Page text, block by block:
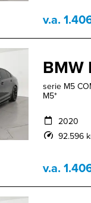
v.a.
BMW
serie M5
M5*
2020
92.596
v.a.